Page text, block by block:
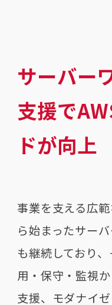
サーバー
支援で
ドが向上
事業を支える広
ら始まったサー
も継続しており
用・保守・監視
支援、モダナイ